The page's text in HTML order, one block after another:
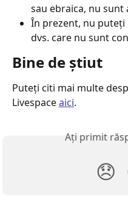
sau ebraica, nu sunt
În prezent, nu
dvs. care nu sunt
Bine de știut
Puteți citi mai multe
Livespace aici.
Ați primit
😞